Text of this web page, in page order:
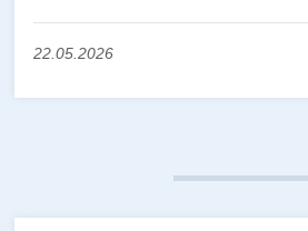
22.05.2026